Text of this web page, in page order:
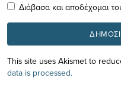
Διάβασα και αποδέχομαι
This site uses Akismet to
data is processed.